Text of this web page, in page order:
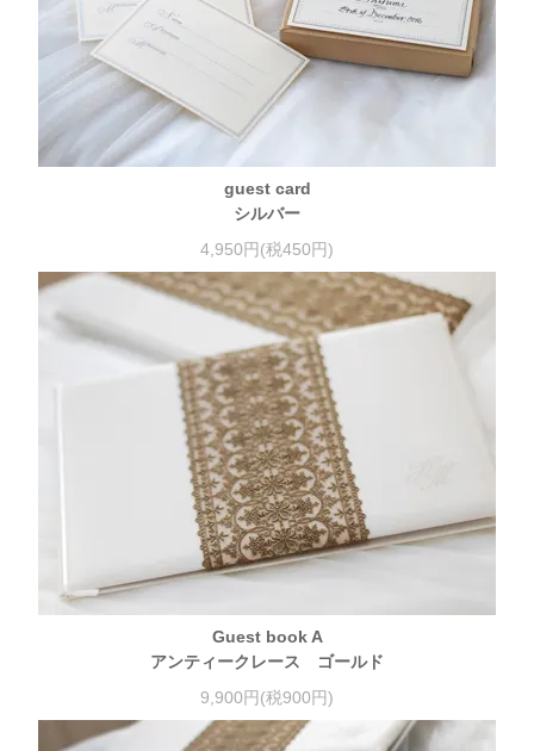
guest card
シルバー
4,950円(税450円)
Guest book A
アンティークレース ゴールド
9,900円(税900円)